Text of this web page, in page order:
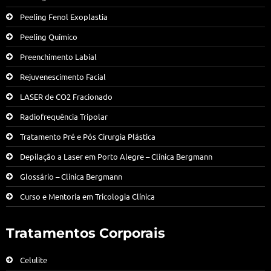
Peeling Fenol Exoplastia
Peeling Químico
Preenchimento Labial
Rejuvenescimento Facial
LASER de CO2 Fracionado
Radiofrequência Tripolar
Tratamento Pré e Pós Cirurgia Plástica
Depilação a Laser em Porto Alegre – Clínica Bergmann
Glossário – Clínica Bergmann
Curso e Mentoria em Tricologia Clínica
Tratamentos Corporais
Celulite